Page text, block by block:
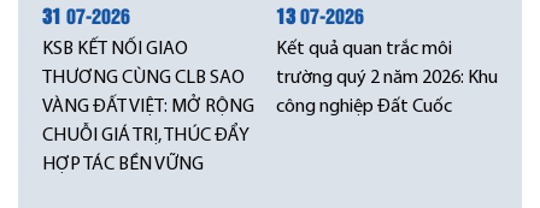
31 07-2026
KSB KẾT NỐI GIAO
THƯƠNG CÙNG CLB SAO
VÀNG ĐẤT VIỆT: MỞ RỘNG
CHUỖI GIÁ TRỊ, THÚC ĐẨY
HỢP TÁC BỀN VỮNG
1307-2026
Kết quả quan trắc môi
trường quý 2 năm 2026: Khu
công nghiệp Đất Cuốc